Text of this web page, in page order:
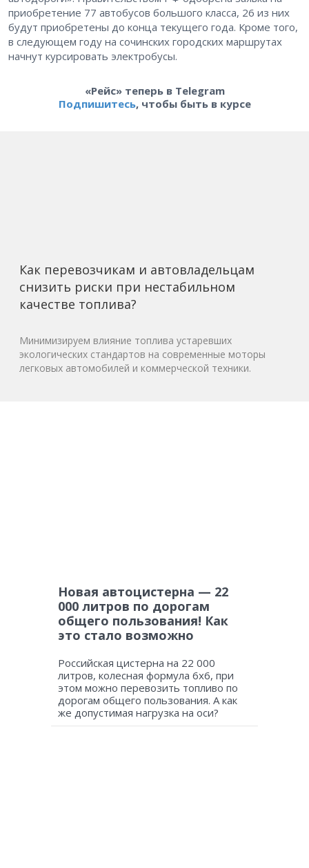
приобретение 77 автобусов большого класса, 26 из них
будут приобретены до конца текущего года. Кроме того,
в следующем году на сочинских городских маршрутах
начнут курсировать электробусы.
«Рейс» теперь в Telegram
Подпишитесь, чтобы быть в курсе
Как перевозчикам и автовладельцам
снизить риски при нестабильном
качестве топлива?
Минимизируем влияние топлива устаревших
экологических стандартов на современные моторы
легковых автомобилей и коммерческой техники.
Новая автоцистерна — 22
000 литров по дорогам
общего пользования! Как
это стало возможно
Российская цистерна на 22 000
литров, колесная формула 6х6, при
этом можно перевозить топливо по
дорогам общего пользования. А как
же допустимая нагрузка на оси?